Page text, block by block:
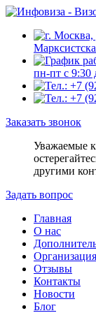
пн-пт с 9:30
Заказать звонок
Уважаемые
другими
Задать вопрос
Главная
О нас
Отзывы
Контакты
Новости
Блог